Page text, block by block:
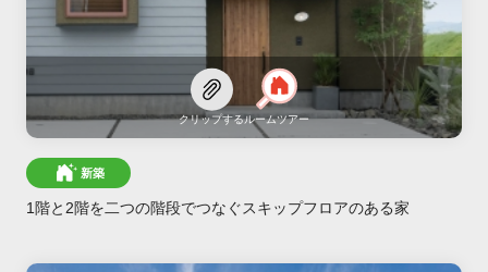
クリップするルームツアー
新築
1階と2階を二つの階段でつなぐスキップフロアのある家